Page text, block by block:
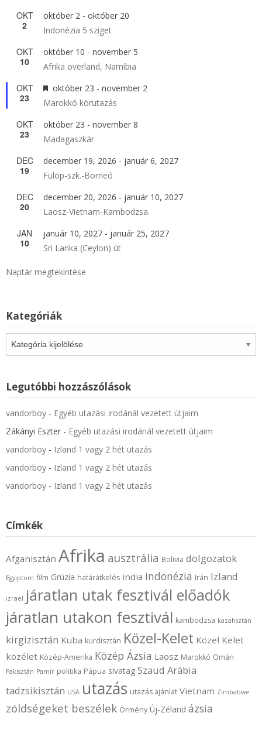
OKT
2
október 2 - október 20
Indonézia 5 sziget
OKT
10
október 10 - november 5
Afrika overland, Namíbia
OKT
23
Kiemelt
október 23 - november 2
Marokkó körutazás
OKT
23
október 23 - november 8
Madagaszkár
DEC
19
december 19, 2026 - január 6, 2027
Fülöp-szk.-Borneó
DEC
20
december 20, 2026 - január 10, 2027
Laosz-Vietnam-Kambodzsa.
JAN
10
január 10, 2027 - január 25, 2027
Sri Lanka (Ceylon) út
Naptár megtekintése
Kategóriák
Kategóriák
Legutóbbi hozzászólások
vandorboy - Egyéb utazási irodánál vezetett útjaim
Zákányi Eszter - Egyéb utazási irodánál vezetett útjaim
vandorboy - Izland 1 vagy 2 hét utazás
vandorboy - Izland 1 vagy 2 hét utazás
vandorboy - Izland 1 vagy 2 hét utazás
Címkék
Afganisztán Afrika ausztrália Bolivia dolgozatok
Egyiptom film Grúzia határátkelés india indonézia Irán Izland
izrael járatlan utak fesztivál előadók
járatlan utakon fesztivál kambodzsa kazahsztán
kirgizisztán Kuba kurdisztán Közel-Kelet Közel Kelet
közélet Közép-Amerika Közép Ázsia Laosz Marokkó Omán
Pakisztán Pamír politika Pápua sivatag Szaud Arábia
tadzsikisztán USA utazás utazás ajánlat Vietnam Zimbabwe
zöldségeket beszélek Örmény Új-Zéland ázsia